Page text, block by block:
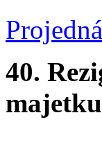
40.